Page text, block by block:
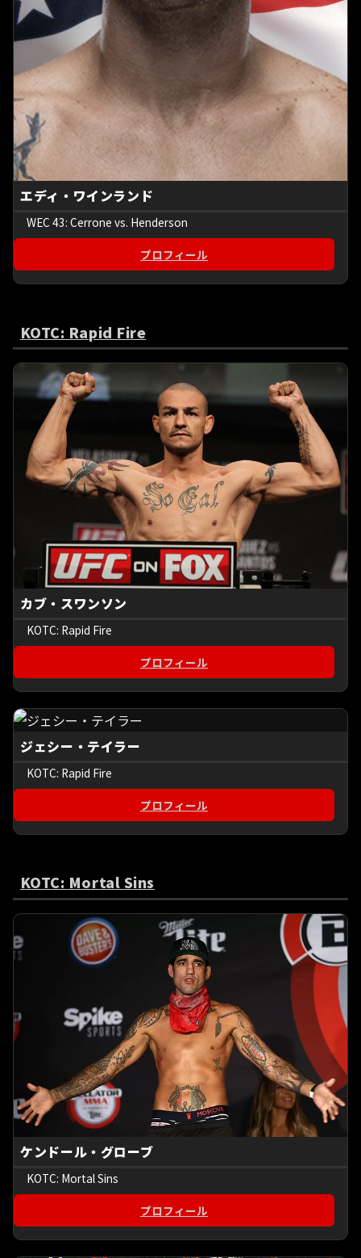
エディ・ワインランド
WEC 43: Cerrone vs. Henderson
プロフィール
KOTC: Rapid Fire
カブ・スワンソン
KOTC: Rapid Fire
プロフィール
ジェシー・テイラー
KOTC: Rapid Fire
プロフィール
KOTC: Mortal Sins
ケンドール・グローブ
KOTC: Mortal Sins
プロフィール